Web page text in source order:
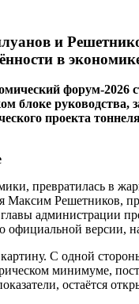
и
в
форум-2026
блоке
проекта
превратилась в
Решетников,
администрации
официальной версии,
С одной
минимуме,
остаётся